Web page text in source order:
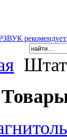
рекомендует